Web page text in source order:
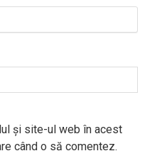
și site-ul web în acest
când o să comentez.